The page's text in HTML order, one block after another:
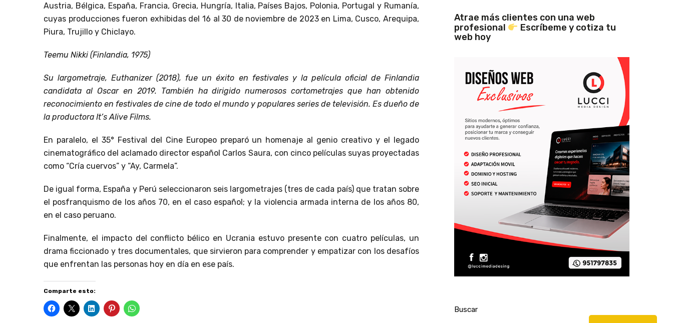
Austria, Bélgica, España, Francia, Grecia, Hungría, Italia, Países Bajos, Polonia, Portugal y Rumanía,
cuyas producciones fueron exhibidas del 16 al 30 de noviembre de 2023 en Lima, Cusco, Arequipa,
Piura, Trujillo y Chiclayo.
Teemu Nikki (Finlandia, 1975)
Su largometraje, Euthanizer (2018), fue un éxito en festivales y la película oficial de Finlandia
candidata al Oscar en 2019. También ha dirigido numerosos cortometrajes que han obtenido
reconocimiento en festivales de cine de todo el mundo y populares series de televisión. Es dueño de
la productora It’s Alive Films.
En paralelo, el 35° Festival del Cine Europeo preparó un homenaje al genio creativo y el legado
cinematográfico del aclamado director español Carlos Saura, con cinco películas suyas proyectadas
como “Cría cuervos” y “Ay, Carmela”.
De igual forma, España y Perú seleccionaron seis largometrajes (tres de cada país) que tratan sobre
el posfranquismo de los años 70, en el caso español; y la violencia armada interna de los años 80,
en el caso peruano.
Finalmente, el impacto del conflicto bélico en Ucrania estuvo presente con cuatro películas, un
drama ficcionado y tres documentales, que sirvieron para comprender y empatizar con los desafíos
que enfrentan las personas hoy en día en ese país.
Comparte esto:
Atrae más clientes con una web
profesional
Escríbeme y cotiza tu
web hoy
Buscar